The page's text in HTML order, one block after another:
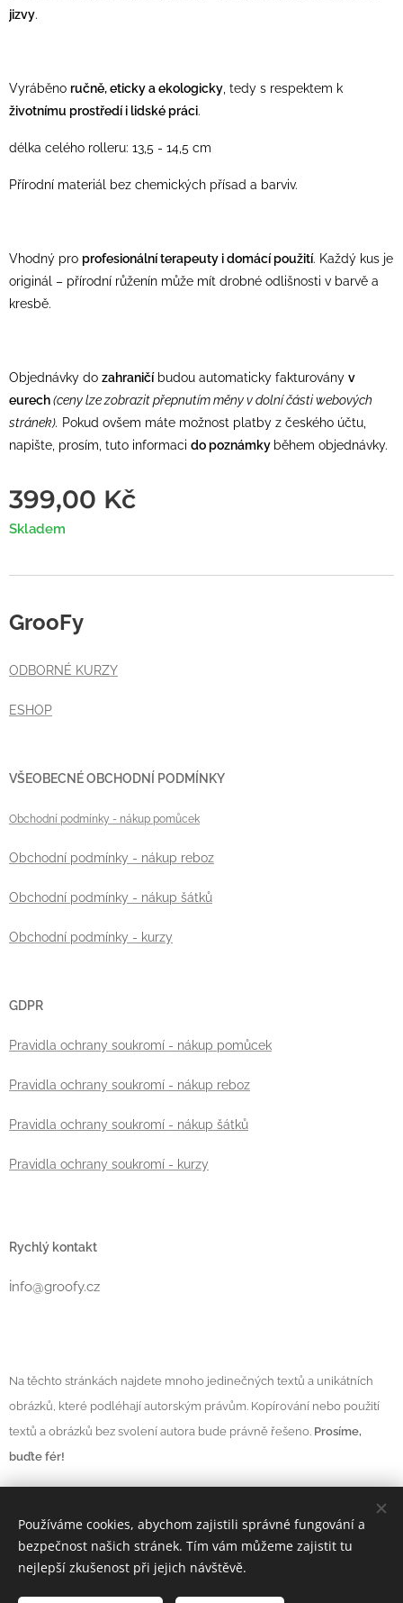
jizvy.
Vyráběno ručně, eticky a ekologicky , tedy s respektem k
životnímu prostředí i lidské práci.
délka celého rolleru: 13,5 - 14,5 cm
Přírodní materiál bez chemických přísad a barviv.
Vhodný pro profesionální terapeuty i domácí použití. Každý kus je
originál – přírodní růženín může mít drobné odlišnosti v barvě a
kresbě.
Objednávky do zahraničíbudou automaticky fakturovány v
eurech(ceny lze zobrazit přepnutím měny v dolní části webových
stránek). Pokud ovšem máte možnost platby z českého účtu,
napište, prosím, tuto informaci do poznámky během objednávky.
399,00 Kč
Skladem
GrooFy
ODBORNÉ KURZY
ESHOP
VŠEOBECNÉ OBCHODNÍ PODMÍNKY
Obchodní podmínky - nákup pomůcek
Obchodní podmínky - nákup reboz
Obchodní podmínky - nákup šátků
Obchodní podmínky - kurzy
GDPR
Pravidla ochrany soukromí - nákup pomůcek
Pravidla ochrany soukromí - nákup reboz
Pravidla ochrany soukromí - nákup šátků
Pravidla ochrany soukromí - kurzy
Rychlý kontakt
info@groofy.cz
Na těchto stránkách najdete mnoho jedinečných textů a unikátních
obrázků, které podléhají autorským právům. Kopírování nebo použití
textů a obrázků bez svolení autora bude právně řešeno. Prosíme,
buďte fér!
Vytvořeno službouWebnode Cookies
Měna
CZK Kč
EUR €
Používáme cookies, abychom zajistili správné fungování a
bezpečnost našich stránek. Tím vám můžeme zajistit tu
nejlepší zkušenost při jejich návštěvě.